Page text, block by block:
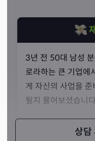
정도입니다.
상담
3년 전 50대 남성
로라하는 큰 기업에
게 자신의 사업을
될지 물어보셨습니
사주를 보니 사업
으로 보였어요. 전